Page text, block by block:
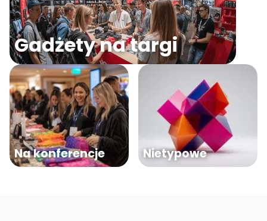
Gadżety na targi
Na konferencje Nietypowe